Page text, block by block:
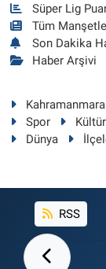
Süper Lig
Tüm
Son Dakika
Haber Arşivi
Spor
Dünya
RSS